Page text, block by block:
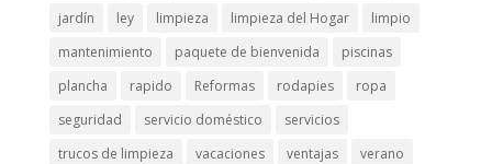
jardín
ley limpieza limpieza del Hogar
limpio
mantenimiento
paquete de bienvenida
piscinas
plancha
rapido Reformas rodapies
ropa
seguridad
servicio doméstico
servicios
trucos de limpieza
vacaciones ventajas
verano